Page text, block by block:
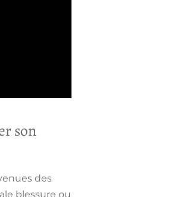
son
des
blessure ou